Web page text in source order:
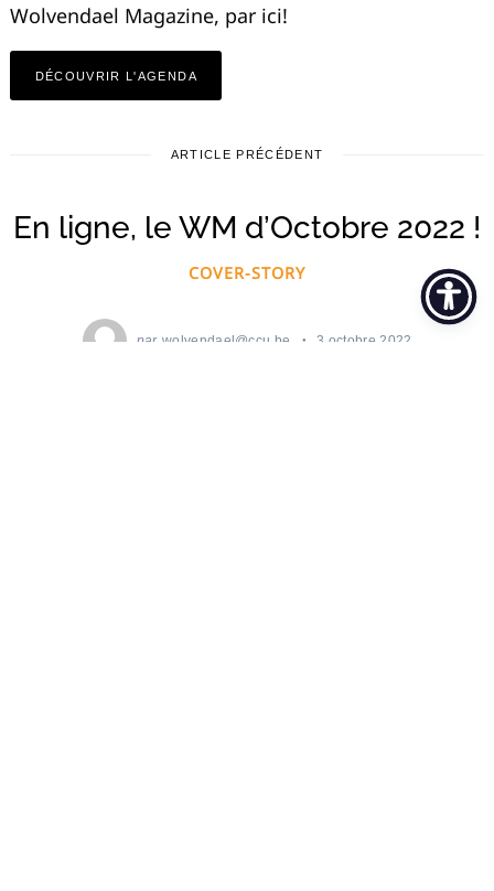
Wolvendael Magazine, par ici!
DÉCOUVRIR L'AGENDA
ARTICLE PRÉCÉDENT
En ligne, le WM d’Octobre 2022 !
COVER-STORY
par wolvendael@ccu.be 3 octobre 2022